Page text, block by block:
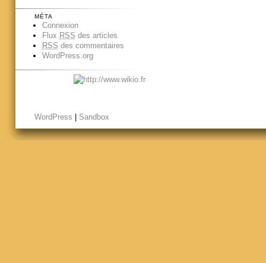
MÉTA
Connexion
Flux RSS des articles
RSS des commentaires
WordPress.org
WordPress Sandbox